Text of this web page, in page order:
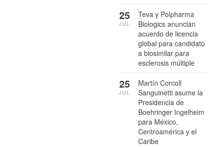
Teva y Polpharma
Biologics anuncian
acuerdo de licencia
global para candidato
a biosimilar para
esclerosis múltiple
25
JUL
Martín Corcoll
Sanguinetti asume la
Presidencia de
Boehringer Ingelheim
para México,
Centroamérica y el
Caribe
25
JUL